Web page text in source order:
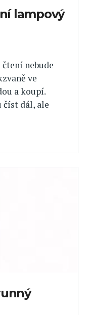
lampový
nebude
ve
a koupí.
číst dál, ale